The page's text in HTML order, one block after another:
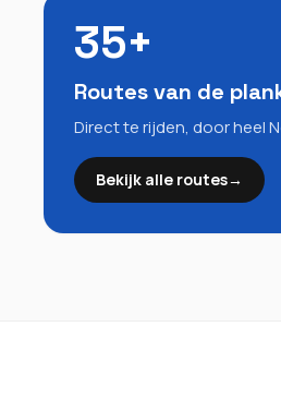
35+
Routes van de
Direct te rijden, door heel
Bekijk alle routes→